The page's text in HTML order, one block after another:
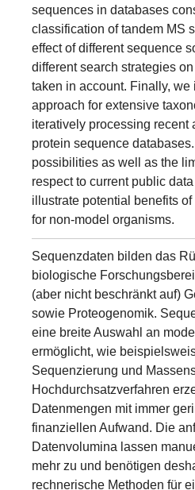
sequences in databases
classification of tandem MS
effect of different sequence
different search strategies
taken in account. Finally, we
approach for extensive
iteratively processing recent
protein sequence
possibilities as well as the
respect to current public
illustrate potential benefits
for non-model organisms.
Sequenzdaten bilden das
biologische
(aber nicht beschränkt auf)
sowie Proteogenomik.
eine breite Auswahl an
ermöglicht, wie
Sequenzierung und
Hochdurchsatzverfahren
Datenmengen mit immer
finanziellen Aufwand. Die
Datenvolumina lassen
mehr zu und benötigen
rechnerische Methoden für